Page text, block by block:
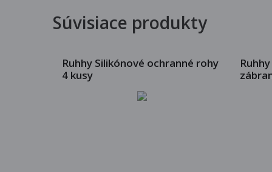
Súvisiace produkty
Ruhhy Silikónové ochranné rohy
4 kusy